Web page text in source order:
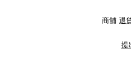
商舖 退
提